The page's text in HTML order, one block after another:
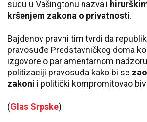
sudu u Vašingtonu nazvali
kršenjem zakona o privatnosti.
Bajdenov pravni tim tvrdi da
pravosuđe Predstavničkog doma
izgovore o parlamentarnom
politizaciji pravosuđa kako bi se
zakoni i politički kompromitovao
(Glas Srpske)